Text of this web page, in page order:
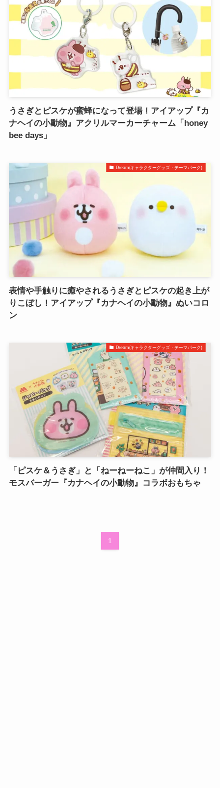
うさぎとピスケが蜜蜂になって登場！アイアップ『カ
ナヘイの小動物』アクリルマーカーチャーム「honey
bee days」
Dream(キャラクターグッズ・テーマパーク)
表情や手触りに癒やされるうさぎとピスケの起き上が
りこぼし！アイアップ『カナヘイの小動物』ぬいコロ
ン
Dream(キャラクターグッズ・テーマパーク)
「ピスケ＆うさぎ」と「ねーねーねこ」が仲間入り！
モスバーガー『カナヘイの小動物』コラボおもちゃ
1